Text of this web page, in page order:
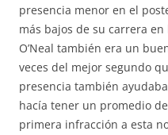
presencia menor en el
más bajos de su carrera
O’Neal también era un
veces del mejor segundo
presencia también
hacía tener un promedio
primera infracción a esta